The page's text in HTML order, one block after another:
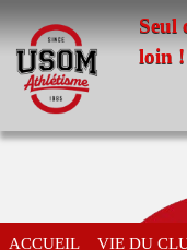
Seul
loin !
ACCUEIL VIE DU